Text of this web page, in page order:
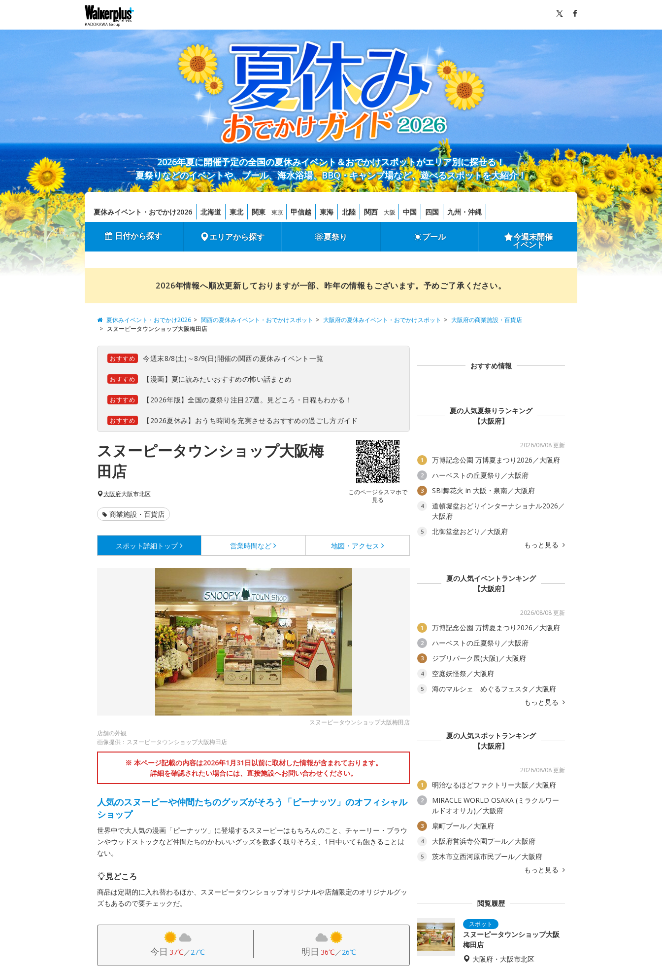
2026年夏に開催予定の全国の夏休みイベント＆おでかけスポットがエリア別に探せる！
夏祭りなどのイベントや、プール、海水浴場、BBQ・キャンプ場など、遊べるスポットを大紹介！
夏休みイベント・おでかけ2026 北海道 東北 関東 東京 甲信越 東海 北陸 関西 大阪 中国 四国 九州・沖縄
日付から探す エリアから探す 夏祭り プール 今週末開催
イベント
2026年情報へ順次更新しておりますが一部、昨年の情報もございます。予めご了承ください。
夏休みイベント・おでかけ2026 関西の夏休みイベント・おでかけスポット 大阪府の夏休みイベント・おでかけスポット
大阪府の商業施設・百貨店
スヌーピータウンショップ大阪梅田店
おすすめ 今週末8/8(土)～8/9(日)開催の関西の夏休みイベント一覧
おすすめ 【漫画】夏に読みたいおすすめの怖い話まとめ
おすすめ 【2026年版】全国の夏祭り注目27選。見どころ・日程もわかる！
おすすめ 【2026夏休み】おうち時間を充実させるおすすめの過ごし方ガイド
スヌーピータウンショップ大阪梅
田店
このページをスマホで
見る
大阪府大阪市北区
商業施設・百貨店
スポット詳細 トップ 営業時間など 地図・アクセス
スヌーピータウンショップ大阪梅田店
店舗の外観
画像提供：スヌーピータウンショップ大阪梅田店
※ 本ページ記載の内容は2026年1月31日以前に取材した情報が含まれております。
詳細を確認されたい場合には、直接施設へお問い合わせください。
人気のスヌーピーや仲間たちのグッズがそろう「ピーナッツ」のオフィシャル
ショップ
世界中で大人気の漫画「ピーナッツ」に登場するスヌーピーはもちろんのこと、チャーリー・ブラウ
ンやウッドストックなど仲間たちのかわいいグッズを数多く取りそろえ、1日中いても飽きることは
ない。
見どころ
商品は定期的に入れ替わるほか、スヌーピータウンショップオリジナルや店舗限定のオリジナルグッ
ズもあるので要チェックだ。
今日 37℃／27℃ 明日 36℃／26℃
おすすめ情報
夏の人気夏祭りランキング
【大阪府】
2026/08/08 更新
1 万博記念公園 万博夏まつり2026／大阪府
2 ハーベストの丘夏祭り／大阪府
3 SBI舞花火 in 大阪・泉南／大阪府
4
道頓堀盆おどりインターナショナル2026／
大阪府
5
北御堂盆おどり／大阪府
もっと見る
夏の人気イベントランキング
【大阪府】
2026/08/08 更新
1 万博記念公園 万博夏まつり2026／大阪府
2 ハーベストの丘夏祭り／大阪府
3 ジブリパーク展(大阪)／大阪府
4 空庭妖怪祭／大阪府
5
海のマルシェ めぐるフェスタ／大阪府
もっと見る
夏の人気スポットランキング
【大阪府】
2026/08/08 更新
1 明治なるほどファクトリー大阪／大阪府
2
MIRACLE WORLD OSAKA (ミラクルワー
ルドオオサカ)／大阪府
3 扇町プール／大阪府
4 大阪府営浜寺公園プール／大阪府
5
茨木市立西河原市民プール／大阪府
もっと見る
閲覧履歴
スヌーピータウンショップ大阪
梅田店
大阪府・大阪市北区